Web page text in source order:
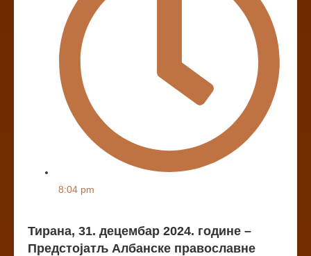
8:04 pm
Тирана, 31. децембар 2024. године –
Предстојaтљ Албанске православне